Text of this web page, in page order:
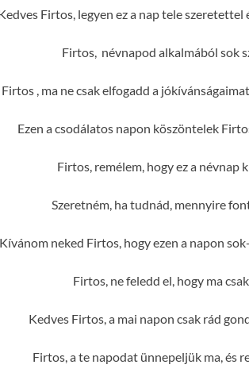
Firtos, legyen ez a nap tele
Firtos, névnapod alkalmából sok
Firtos , ma ne csak elfogadd a
Ezen a csodálatos napon köszöntelek
Firtos, remélem, hogy ez a névnap
Szeretném, ha tudnád, mennyire
Kívánom neked Firtos, hogy ezen a napon
Firtos, ne feledd el, hogy ma
Kedves Firtos, a mai napon csak rád
Firtos, a te napodat ünnepeljük ma, és